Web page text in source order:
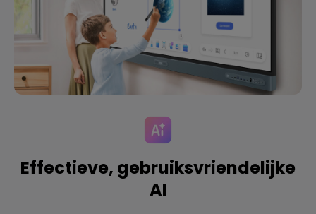
Effectieve, gebruiksvriendelijke
AI